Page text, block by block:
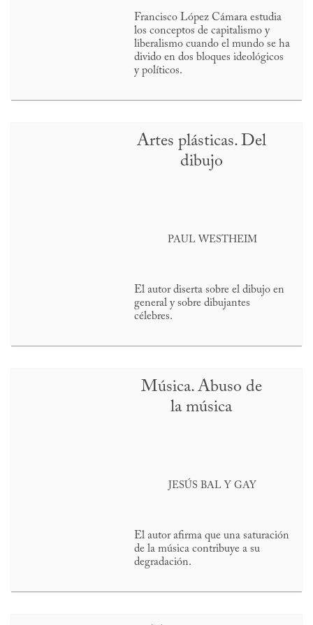
Francisco López Cámara estudia
los conceptos de capitalismo y
liberalismo cuando el mundo se ha
divido en dos bloques ideológicos
y políticos.
Artes plásticas. Del
dibujo
PAUL WESTHEIM
El autor diserta sobre el dibujo en
general y sobre dibujantes
célebres.
Música. Abuso de
la música
JESÚS BAL Y GAY
El autor afirma que una saturación
de la música contribuye a su
degradación.